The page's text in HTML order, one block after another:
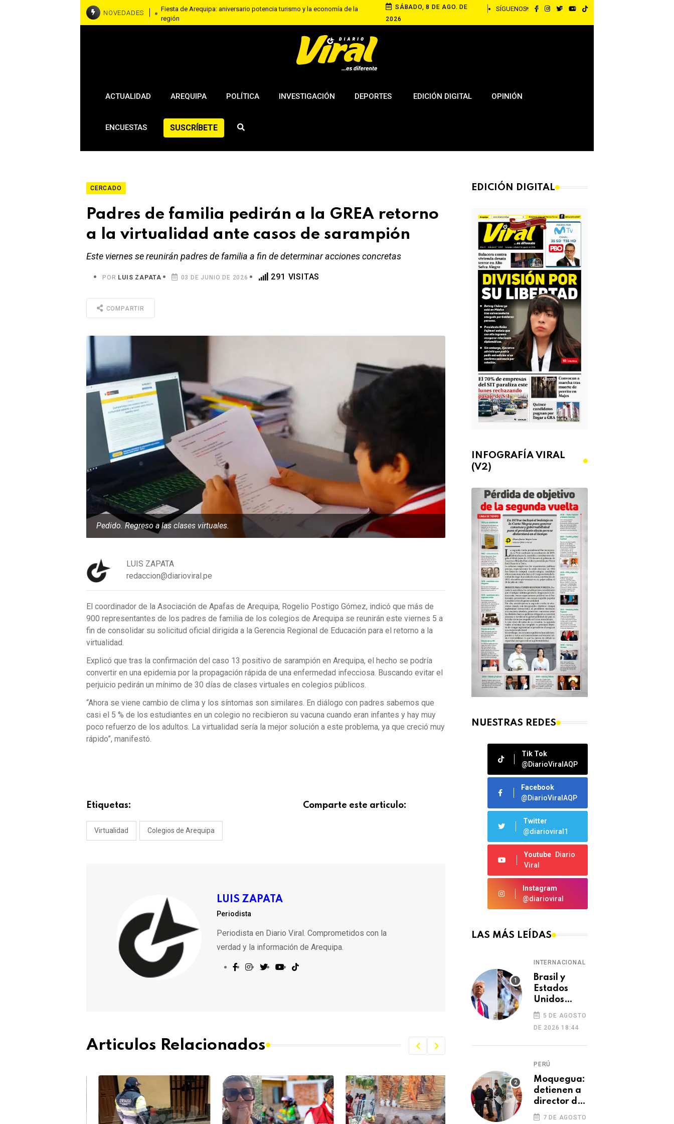
NOVEDADES
Fiesta de Arequipa: aniversario potencia turismo y la economía de la
región
Educación universitaria III
SÁBADO, 8 DE AGO. DE
2026
SÍGUENOS:
ACTUALIDAD AREQUIPA POLÍTICA INVESTIGACIÓN DEPORTES EDICIÓN DIGITAL OPINIÓN
ENCUESTAS SUSCRÍBETE
CERCADO
Padres de familia pedirán a la GREA retorno
a la virtualidad ante casos de sarampión
Este viernes se reunirán padres de familia a fin de determinar acciones concretas
POR LUIS ZAPATA 03 DE JUNIO DE 2026 291 VISITAS
COMPARTIR
Pedido. Regreso a las clases virtuales.
LUIS ZAPATA
redaccion@diarioviral.pe
El coordinador de la Asociación de Apafas de Arequipa, Rogelio Postigo Gómez, indicó que más de
900 representantes de los padres de familia de los colegios de Arequipa se reunirán este viernes 5 a
fin de consolidar su solicitud oficial dirigida a la Gerencia Regional de Educación para el retorno a la
virtualidad.
Explicó que tras la confirmación del caso 13 positivo de sarampión en Arequipa, el hecho se podría
convertir en una epidemia por la propagación rápida de una enfermedad infecciosa. Buscando evitar el
perjuicio pedirán un mínimo de 30 días de clases virtuales en colegios públicos.
“Ahora se viene cambio de clima y los síntomas son similares. En diálogo con padres sabemos que
casi el 5 % de los estudiantes en un colegio no recibieron su vacuna cuando eran infantes y hay muy
poco refuerzo de los adultos. La virtualidad sería la mejor solución a este problema, ya que creció muy
rápido”, manifestó.
Etiquetas:
Virtualidad Colegios de Arequipa
Comparte este articulo:
LUIS ZAPATA
Periodista
Periodista en Diario Viral. Comprometidos con la
verdad y la información de Arequipa.
Articulos Relacionados
EDICIÓN DIGITAL
INFOGRAFÍA VIRAL
(V2)
NUESTRAS REDES
Tik Tok
@DiarioViralAQP
Facebook
@DiarioViralAQP
Twitter
@diarioviral1
Youtube
Diario
Viral
Instagram
@diarioviral
LAS MÁS LEÍDAS
INTERNACIONAL
Brasil y
Estados
Unidos
elevan
tensión
diplomática
tras retiro
embajadora
en
Washington
5 DE AGOSTO
DE 2026 18:44
PERÚ
Moquegua:
detienen a
director de
Essalud en
7 DE AGOSTO